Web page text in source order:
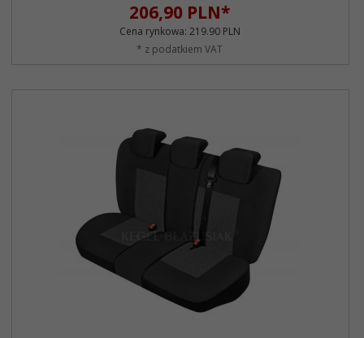
206,90 PLN*
Cena rynkowa: 219.90 PLN
* z podatkiem VAT